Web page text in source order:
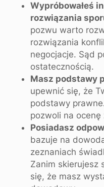
Wypróbowałeś
rozwiązania
pozwu warto
rozwiązania
negocjacje. Sąd
ostatecznością.
Masz podstawy
upewnić się, że
podstawy
pozwoli na
Posiadasz
bazuje na
zeznaniach
Zanim skierujesz
się, że masz